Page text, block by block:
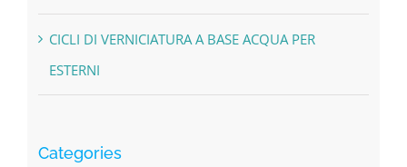
CICLI DI VERNICIATURA A BASE ACQUA PER
ESTERNI
Categories